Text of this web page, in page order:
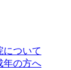
について
年の方へ